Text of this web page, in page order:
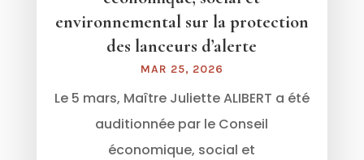
environnemental sur la protection
des lanceurs d’alerte
MAR 25, 2026
Le 5 mars, Maître Juliette ALIBERT a été
auditionnée par le Conseil
économique, social et